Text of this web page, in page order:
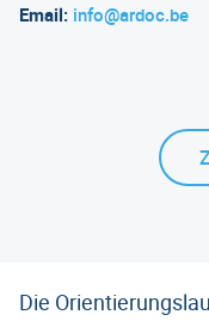
Email: info@ardoc.be
Die